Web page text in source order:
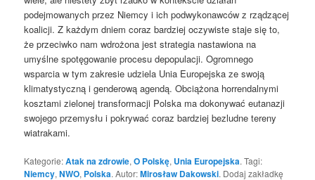
podejmowanych przez Niemcy i ich podwykonawców z rządzącej
koalicji. Z każdym dniem coraz bardziej oczywiste staje się to,
że przeciwko nam wdrożona jest strategia nastawiona na
umyślne spotęgowanie procesu depopulacji. Ogromnego
wsparcia w tym zakresie udziela Unia Europejska ze swoją
klimatystyczną i genderową agendą. Obciążona horrendalnymi
kosztami zielonej transformacji Polska ma dokonywać eutanazji
swojego przemysłu i pokrywać coraz bardziej bezludne tereny
wiatrakami.
Kategorie:Atak na zdrowie,O Polskę, Unia Europejska. Tagi:
Niemcy,NWO, Polska. Autor:Mirosław Dakowski. Dodaj zakładkę